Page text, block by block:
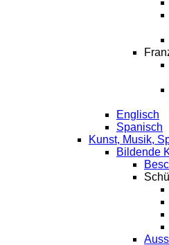
Englisch
Spanisch
Kunst, Musik,
Bildende